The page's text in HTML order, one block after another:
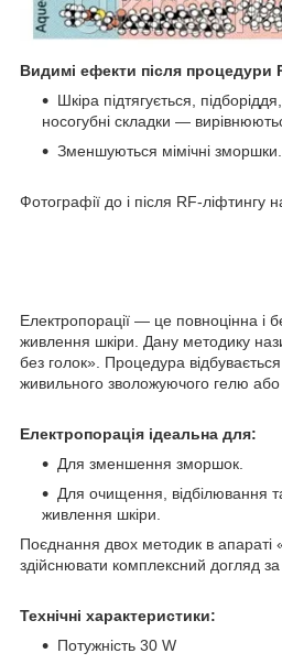
Видимі ефекти після процедури
Шкіра підтягується,
носогубні складки —
Зменшуються мімічні зморшки.
Фотографії до і після RF-ліфтингу
Електропорації ― це повноцінна і
живлення шкіри. Дану методику
без голок». Процедура
живильного зволожуючого гелю або
Електропорація ідеальна для:
Для зменшення зморшок.
Для очищення, відбілювання
живлення шкіри.
Поєднання двох методик в апараті
здійснювати комплексний догляд
Технічні характеристики:
Потужність 30 W